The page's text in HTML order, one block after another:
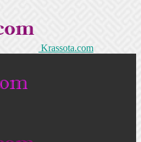
Krassota.com